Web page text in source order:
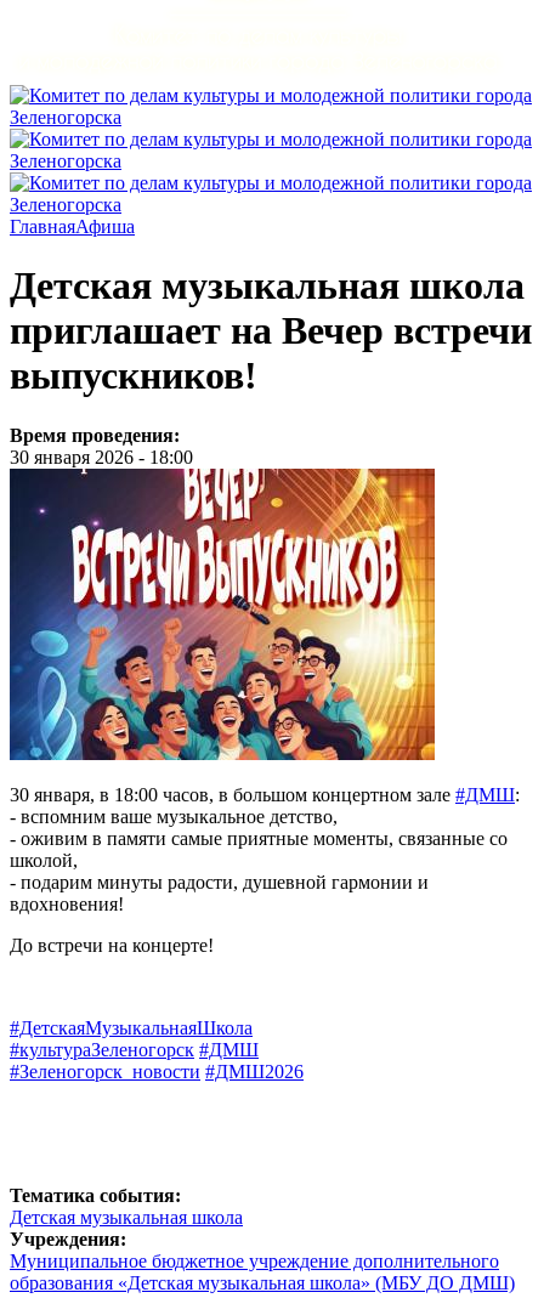
ГлавнаяАфиша
Детская музыкальная школа
приглашает на Вечер встречи
выпускников!
Время проведения:
30 января 2026 - 18:00
30 января, в 18:00 часов, в большом концертном зале #ДМШ:
- вспомним ваше музыкальное детство,
- оживим в памяти самые приятные моменты, связанные со
школой,
- подарим минуты радости, душевной гармонии и
вдохновения!
До встречи на концерте!
#ДетскаяМузыкальнаяШкола
#культураЗеленогорск #ДМШ
#Зеленогорск_новости #ДМШ2026
Тематика события:
Детская музыкальная школа
Учреждения:
Муниципальное бюджетное учреждение дополнительного
образования «Детская музыкальная школа» (МБУ ДО ДМШ)